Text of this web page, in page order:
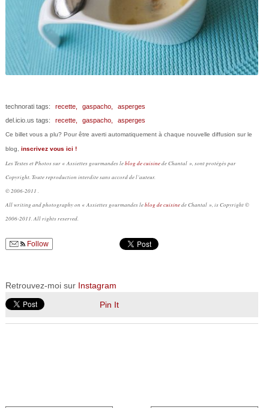
technorati tags: recette, gaspacho,
asperges
del.icio.us tags:
recette, gaspacho, asperges
Ce billet vous a plu? Pour être averti automatiquement à chaque nouvelle diffusion sur le
blog, inscrivez vous ici !
Les Textes et Photos sur « Assiettes gourmandes leblog de cuisinede Chantal », sont protégés par
Copyright. Toute reproduction interdite sans accord de l’auteur.
© 2006-2011 .
All writing and photography on « Assiettes gourmandes leblog de cuisinede Chantal », is Copyright ©
2006-2011. All rights reserved.
Follow
Retrouvez-moi sur Instagram
Pin It